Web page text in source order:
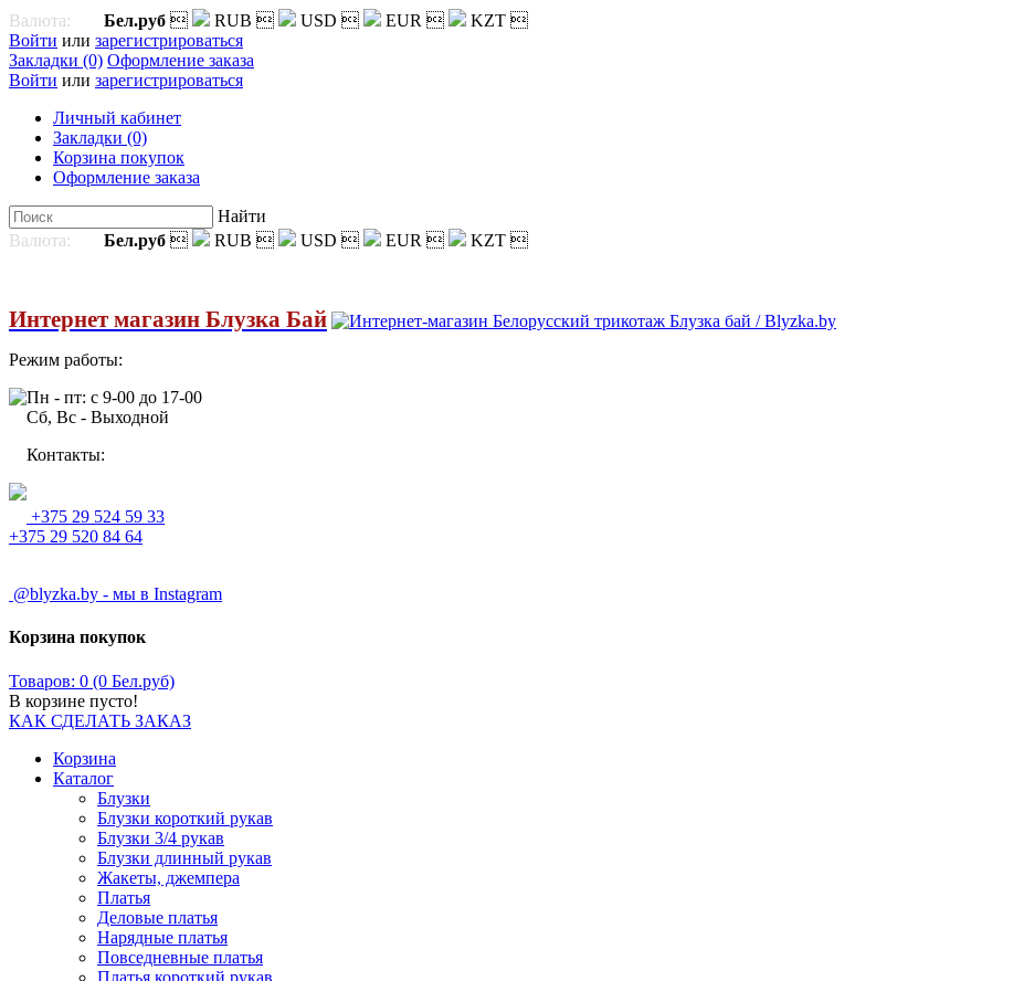
Валюта: Бел.руб  RUB  USD  EUR  KZT 
Войти или зарегистрироваться
Закладки (0) Оформление заказа
Войти или зарегистрироваться
Личный кабинет
Закладки (0)
Корзина покупок
Оформление заказа
Найти
Валюта:
Бел.руб  RUB  USD  EUR  KZT 
Интернет магазин Блузка Бай
Режим работы:
Пн - пт: с 9-00 до 17-00
Сб, Вс - Выходной
Контакты:
+375 29 524 59 33
+375 29 520 84 64
@blyzka.by - мы в Instagram
Корзина покупок
Товаров: 0 (0 Бел.руб)
В корзине пусто!
КАК СДЕЛАТЬ ЗАКАЗ
Корзина
Каталог
Блузки
Блузки короткий рукав
Блузки 3/4 рукав
Блузки длинный рукав
Жакеты, джемпера
Платья
Деловые платья
Нарядные платья
Повседневные платья
Платья короткий рукав